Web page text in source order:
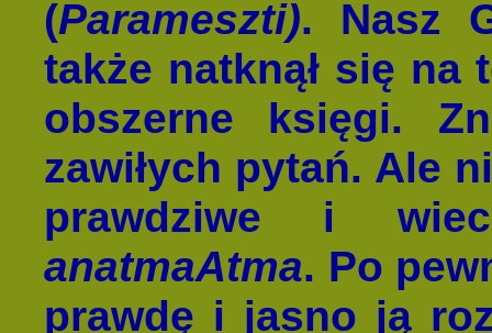
(Parameszti). Nasz
także natknął się na
obszerne księgi.
zawiłych pytań. Ale
prawdziwe i
anatmaAtma. Po
prawdę i jasno ją